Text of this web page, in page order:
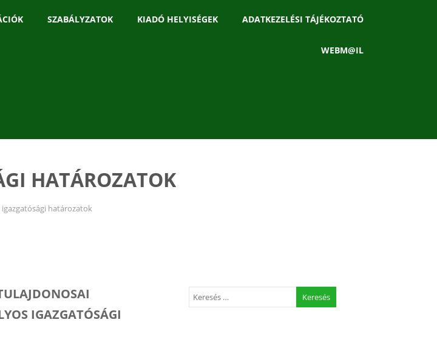
SZABÁLYZATOK KIADÓ HELYISÉGEK ADATKEZELÉSI TÁJÉKOZTATÓ
WEBM@IL
HATÁROZATOK
igazgatósági határozatok
IGAZGATÓSÁGI